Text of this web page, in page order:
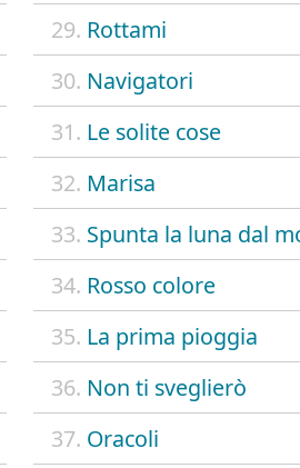
29. Rottami
30. Navigatori
31. Le solite cose
32. Marisa
33. Spunta la luna dal
34. Rosso colore
35. La prima pioggia
36. Non ti sveglierò
37. Oracoli